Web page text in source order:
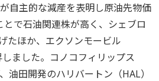
が自主的な減産を表明し原油先物価
で石油関連株が高く、シェブロ
たほか、エクソンモービル
しました。コノコフィリップス
油田開発のハリバートン（HAL）